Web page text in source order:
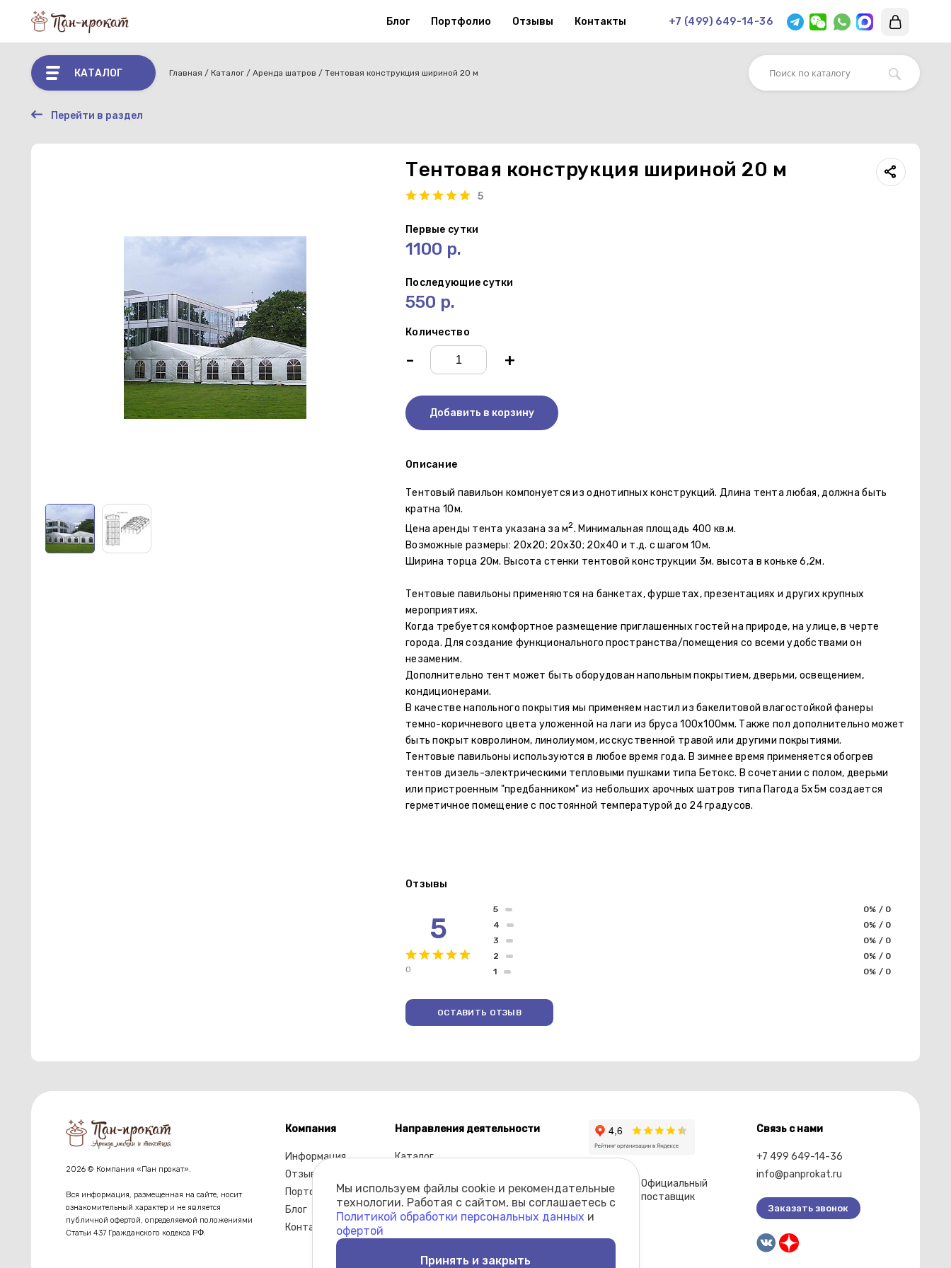
+7 (499) 649-14-36
Блог Портфолио Отзывы Контакты
КАТАЛОГ Главная Каталог Аренда шатров Тентовая конструкция шириной 20 м
Перейти в раздел
Тентовая конструкция шириной 20 м
5
Первые сутки
1100 р.
Последующие сутки
550 р.
Количество
- +
Добавить в корзину
Описание
Тентовый павильон компонуется из однотипных конструкций. Длина тента любая, должна быть
кратна 10м.
Цена аренды тента указана за м2. Минимальная площадь 400 кв.м.
Возможные размеры: 20х20; 20х30; 20х40 и т.д. с шагом 10м.
Ширина торца 20м. Высота стенки тентовой конструкции 3м. высота в коньке 6,2м.
Тентовые павильоны применяются на банкетах, фуршетах, презентациях и других крупных
мероприятиях.
Когда требуется комфортное размещение приглашенных гостей на природе, на улице, в черте
города. Для создание функционального пространства/помещения со всеми удобствами он
незаменим.
Дополнительно тент может быть оборудован напольным покрытием, дверьми, освещением,
кондиционерами.
В качестве напольного покрытия мы применяем настил из бакелитовой влагостойкой фанеры
темно-коричневого цвета уложенной на лаги из бруса 100х100мм. Также пол дополнительно может
быть покрыт ковролином, линолиумом, исскуственной травой или другими покрытиями.
Тентовые павильоны используются в любое время года. В зимнее время применяется обогрев
тентов дизель-электрическими тепловыми пушками типа Бетокс. В сочетании с полом, дверьми
или пристроенным "предбанником" из небольших арочных шатров типа Пагода 5х5м создается
герметичное помещение с постоянной температурой до 24 градусов.
Отзывы
5
0 1 0% / 0
2 0% / 0
3 0% / 0
4 0% / 0
5 0% / 0
ОСТАВИТЬ ОТЗЫВ
2026 © Компания «Пан прокат».
Вся информация, размещенная на сайте, носит
ознакомительный характер и не является
публичной офертой, определяемой положениями
Статьи 437 Гражданского кодекса РФ.
Компания
Информация
Отзывы
Портфолио
Блог
Контакты
Направления деятельности
Каталог
Официальный
поставщик
Связь с нами
+7 499 649-14-36
info@panprokat.ru
Заказать звонок
Мы используем файлы cookie и рекомендательные
технологии. Работая с сайтом, вы соглашаетесь с
Политикой обработки персональных данных и
офертой
Принять и закрыть